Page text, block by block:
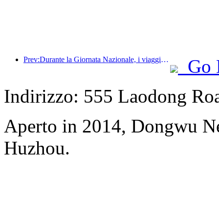
Prev:Durante la Giornata Nazionale, i viaggi in uscita e gli ordini di vino dalle città di secondo livello sono aumentati del 70% rispetto allo stesso periodo dell’anno scorso.
Go
Indirizzo: 555 Laodong
Aperto in 2014, Dongwu
Huzhou.